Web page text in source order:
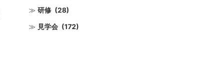
研修 (28)
見学会 (172)